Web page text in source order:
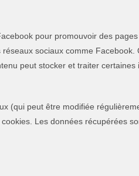
pour promouvoir des pages
sociaux comme Facebook.
peut stocker et traiter certaines
(qui peut être modifiée
Les données récupérées